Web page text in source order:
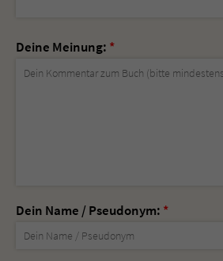
Deine Meinung: *
Dein Name / Pseudonym: *